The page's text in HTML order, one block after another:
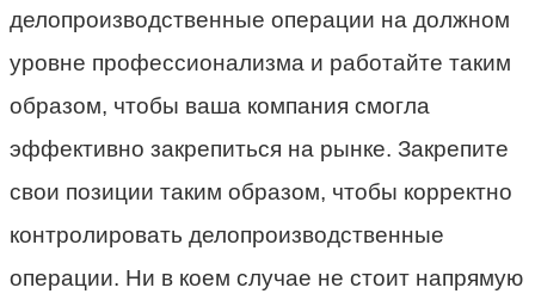
делопроизводственные операции на должном
уровне профессионализма и работайте таким
образом, чтобы ваша компания смогла
эффективно закрепиться на рынке. Закрепите
свои позиции таким образом, чтобы корректно
контролировать делопроизводственные
операции. Ни в коем случае не стоит напрямую